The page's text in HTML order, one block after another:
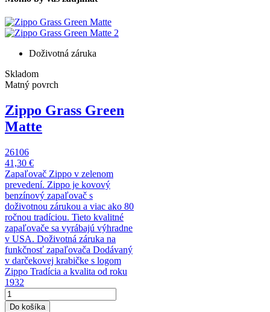
Doživotná záruka
Skladom
Matný povrch
Zippo Grass Green
Matte
26106
41,30 €
Zapaľovač Zippo v zelenom
prevedení. Zippo je kovový
benzínový zapaľovač s
doživotnou zárukou a viac ako 80
ročnou tradíciou. Tieto kvalitné
zapaľovače sa vyrábajú výhradne
v USA. Doživotná záruka na
funkčnosť zapaľovača Dodávaný
v darčekovej krabičke s logom
Zippo Tradícia a kvalita od roku
1932
Do košíka